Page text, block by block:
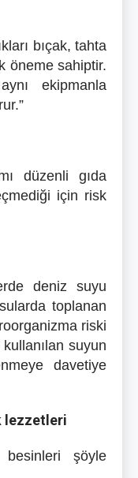
bıçak, tahta
öneme sahiptir.
ekipmanla
düzenli gıda
için risk
deniz suyu
toplanan
riski
suyun
davetiye
lezzetleri
şöyle